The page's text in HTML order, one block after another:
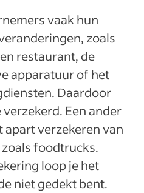
vaak hun
zoals
restaurant, de
apparatuur of het
Daardoor
Een ander
verzekeren van
foodtrucks.
loop je het
niet gedekt bent.